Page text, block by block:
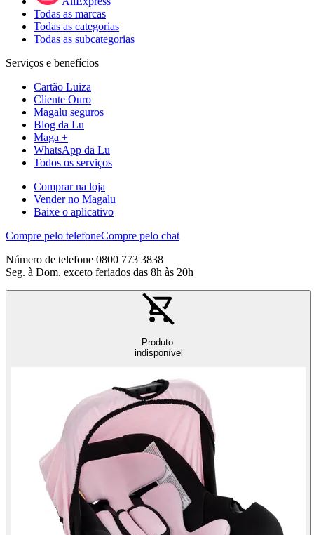
Todas as marcas
Todas as categorias
Todas as subcategorias
Serviços e benefícios
Cartão Luiza
Cliente Ouro
Magalu seguros
Blog da Lu
Maga +
WhatsApp da Lu
Todos os serviços
Comprar na loja
Vender no Magalu
Baixe o aplicativo
Compre pelo telefoneCompre pelo chat
Número de telefone 0800 773 3838
Seg. à Dom. exceto feriados das 8h às 20h
Produto
indisponível